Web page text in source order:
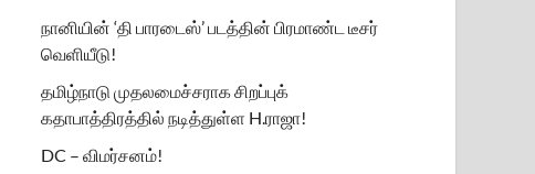
நானியின் ‘தி பாரடைஸ்’ படத்தின் பிரமாண்ட டீசர்
வெளியீடு!
தமிழ்நாடு முதலமைச்சராக சிறப்புக்
கதாபாத்திரத்தில் நடித்துள்ள H.ராஜா!
DC – விமர்சனம்!